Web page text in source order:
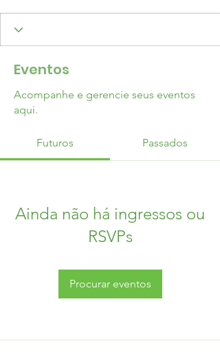
Eventos
Acompanhe e gerencie seus eventos
aqui.
Futuros Passados
Ainda não há ingressos ou
RSVPs
Procurar eventos